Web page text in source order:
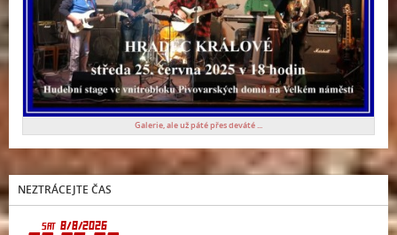
Galerie, ale už páté přes deváté ...
NEZTRÁCEJTE ČAS